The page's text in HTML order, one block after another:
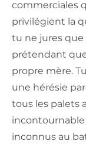
commerciales
privilégient la
tu ne jures que
prétendant
propre mère.
une hérésie
tous les palets
incontournable
inconnus au